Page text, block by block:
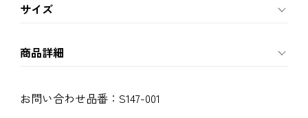
サイズ
商品詳細
お問い合わせ品番： S147-001